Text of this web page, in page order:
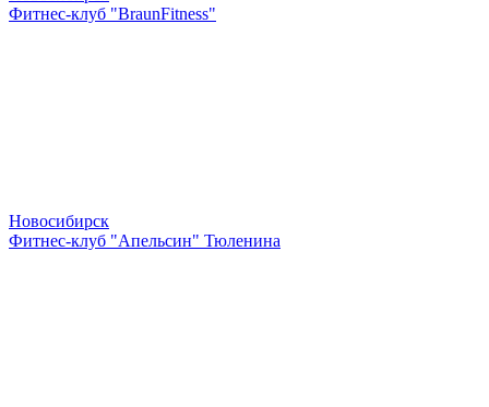
Фитнес-клуб "BraunFitness"
Новосибирск
Фитнес-клуб "Апельсин" Тюленина